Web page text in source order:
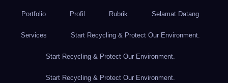
Portfolio Profil Rubrik Selamat Datang
Services Start Recycling & Protect Our Environment.
Start Recycling & Protect Our Environment.
Start Recycling & Protect Our Environment.